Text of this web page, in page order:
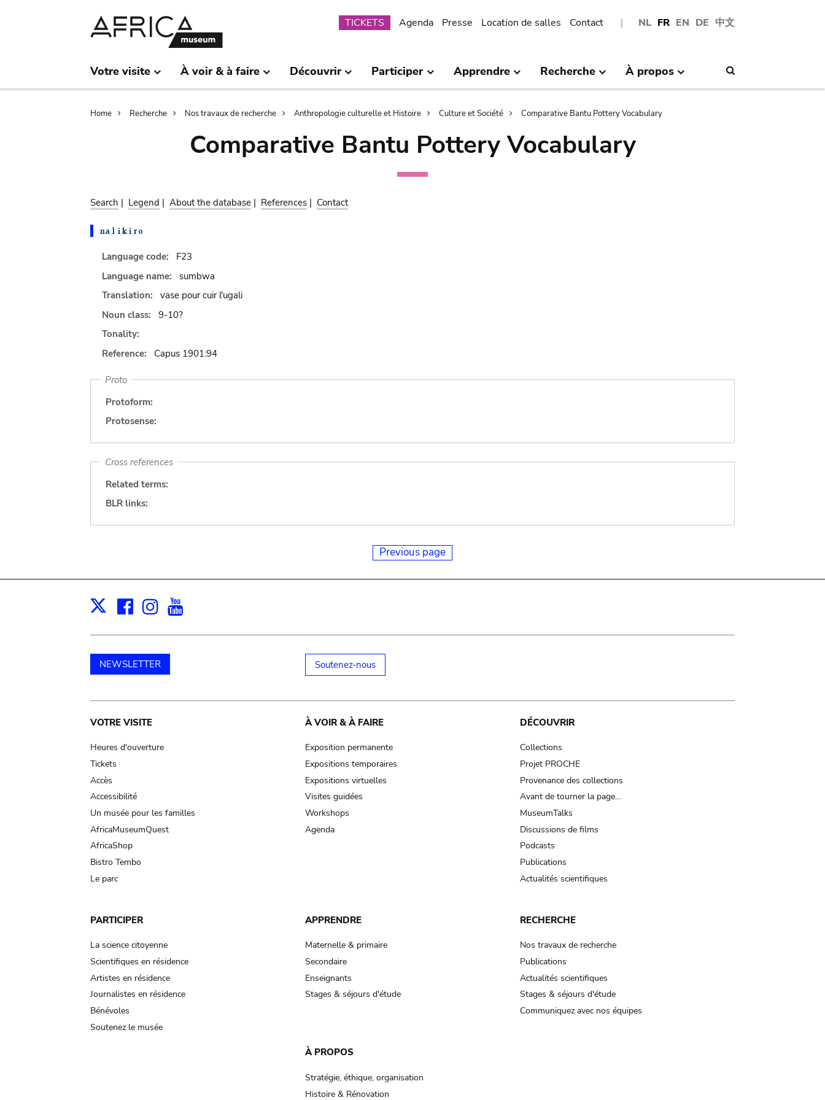
NL FR EN DE 中文
Submenu
TICKETS Agenda Presse Location de salles Contact
Votre visite À voir & à faire Découvrir Participer Apprendre Recherche À propos
Breadcrumb
Home Recherche Nos travaux de recherche Anthropologie culturelle et Histoire Culture et Société Comparative Bantu Pottery Vocabulary
Comparative Bantu Pottery Vocabulary
Search | Legend | About the database | References | Contact
Language code:
F23
Language name:
sumbwa
Translation:
vase pour cuir l'ugali
Noun class:
9-10?
Tonality:
Reference:
Capus 1901:94
Proto
Protoform:
Protosense:
Cross references
Related terms:
BLR links:
Previous page
X Facebook
Instagram
NEWSLETTER Soutenez-nous
Main
navigation
VOTRE VISITE
Heures d'ouverture
Tickets
Accès
Accessibilité
Un musée pour les familles
AfricaMuseumQuest
AfricaShop
Bistro Tembo
Le parc
À VOIR & À FAIRE
Exposition permanente
Expositions temporaires
Expositions virtuelles
Visites guidées
Workshops
Agenda
DÉCOUVRIR
Collections
Projet PROCHE
Provenance des collections
Avant de tourner la page…
MuseumTalks
Discussions de films
Podcasts
Publications
Actualités scientifiques
PARTICIPER
La science citoyenne
Scientifiques en résidence
Artistes en résidence
Journalistes en résidence
Bénévoles
Soutenez le musée
APPRENDRE
Maternelle & primaire
Secondaire
Enseignants
Stages & séjours d'étude
RECHERCHE
Nos travaux de recherche
Publications
Actualités scientifiques
Stages & séjours d'étude
Communiquez avec nos équipes
À PROPOS
Stratégie, éthique, organisation
Histoire & Rénovation